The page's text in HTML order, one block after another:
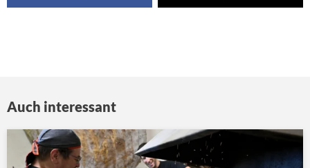
Auch interessant